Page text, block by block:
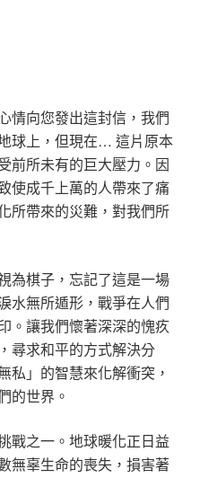
情向您發出這封信，我們
球上，但現在… 這片原本
前所未有的巨大壓力。因
使成千上萬的人帶來了痛
所帶來的災難，對我們所
為棋子，忘記了這是一場
水無所遁形，戰爭在人們
。讓我們懷著深深的愧疚
尋求和平的方式解決分
私」的智慧來化解衝突，
的世界。
戰之一。地球暖化正日益
無辜生命的喪失，損害著